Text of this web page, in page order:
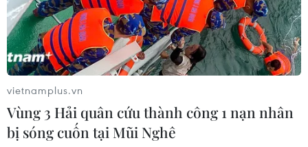
đo lường nghèo hiện nay đang bỏ qua một số trẻ em dễ
bị tổn thương, gần 50% trẻ nghèo đa chiều sống trong
các hộ gia đình không nghèo về mặt tiền tệ.
vietnamplus.vn
Vùng 3 Hải quân cứu thành công 1 nạn nhân
bị sóng cuốn tại Mũi Nghê